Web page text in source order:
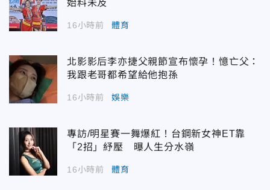
始料未及
16小時前 體育
北影影后李亦捷父親節宣布懷孕！憶亡父：
我跟老哥都希望給他抱孫
16小時前 娛樂
專訪/明星賽一舞爆紅！台鋼新女神ET靠
「2招」紓壓 曝人生分水嶺
16小時前 體育